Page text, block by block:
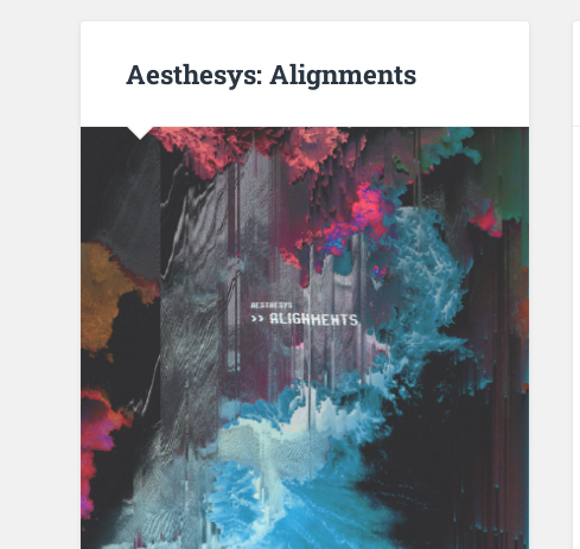
Aesthesys: Alignments